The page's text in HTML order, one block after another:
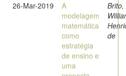
26-Mar-2019
A
modelagem
matemática
como
estratégia
de ensino e
uma
Brito,
de